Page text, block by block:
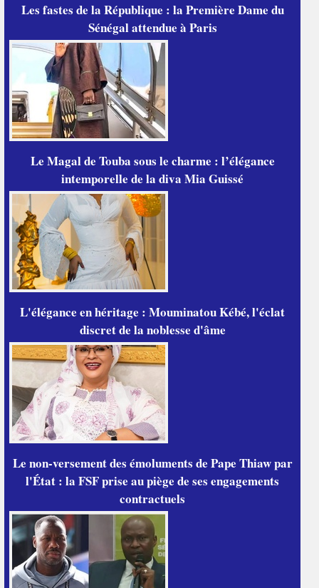
Les fastes de la République : la Première Dame du
Sénégal attendue à Paris
Le Magal de Touba sous le charme : l’élégance
intemporelle de la diva Mia Guissé
L'élégance en héritage : Mouminatou Kébé, l'éclat
discret de la noblesse d'âme
Le non-versement des émoluments de Pape Thiaw par
l'État : la FSF prise au piège de ses engagements
contractuels